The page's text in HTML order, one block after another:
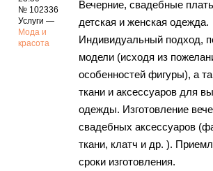
Инфо
Гороскоп
Карты
№ 102336
Услуги —
Мода и
красота
Вечерние, свадебные
детская и женская одежда.
Индивидуальный подход,
модели (исходя из
особенностей фигуры), а
ткани и аксессуаров для
одежды. Изготовление
свадебных аксессуаров
ткани, клатч и др. ).
сроки изготовления.